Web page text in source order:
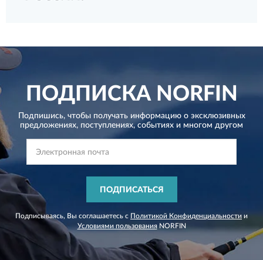
ПОДПИСКАNORFIN
Подпишись, чтобы получать информацию о эксклюзивных
предложениях, поступлениях, событиях и многом другом
ПОДПИСАТЬСЯ
Подписываясь, Вы соглашаетесь с Политикой Конфиденциальности и
Условиями пользованияNORFIN